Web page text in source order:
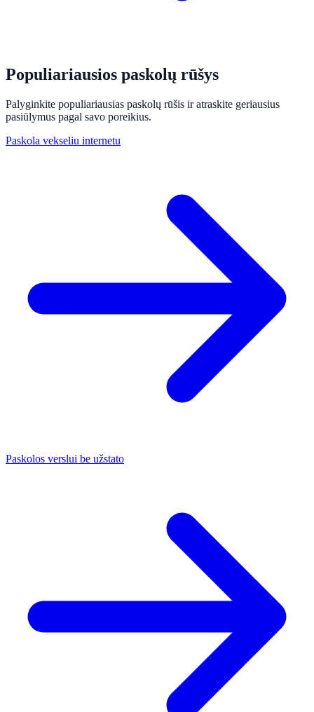
Populiariausios paskolų rūšys
Palyginkite populiariausias paskolų rūšis ir atraskite geriausius
pasiūlymus pagal savo poreikius.
Paskola vekseliu internetu
Paskolos verslui be užstato